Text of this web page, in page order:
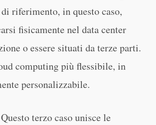
riferimento, in questo caso,
fisicamente nel data center
o essere situati da terze parti.
computing più flessibile, in
personalizzabile.
terzo caso unisce le